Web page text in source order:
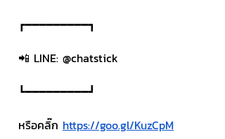
┏━━━━━━━━━┓
📲 LINE: @chatstick
┗━━━━━━━━━┛
หรือคลิ๊ก https://goo.gl/KuzCpM